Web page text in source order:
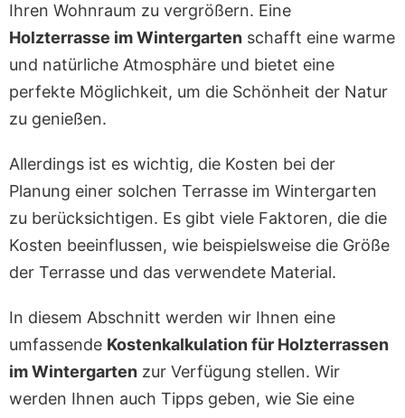
Ihren Wohnraum zu vergrößern. Eine
Holzterrasse im Wintergarten schafft eine warme
und natürliche Atmosphäre und bietet eine
perfekte Möglichkeit, um die Schönheit der Natur
zu genießen.
Allerdings ist es wichtig, die Kosten bei der
Planung einer solchen Terrasse im Wintergarten
zu berücksichtigen. Es gibt viele Faktoren, die die
Kosten beeinflussen, wie beispielsweise die Größe
der Terrasse und das verwendete Material.
In diesem Abschnitt werden wir Ihnen eine
umfassende Kostenkalkulation für Holzterrassen
im Wintergarten zur Verfügung stellen. Wir
werden Ihnen auch Tipps geben, wie Sie eine